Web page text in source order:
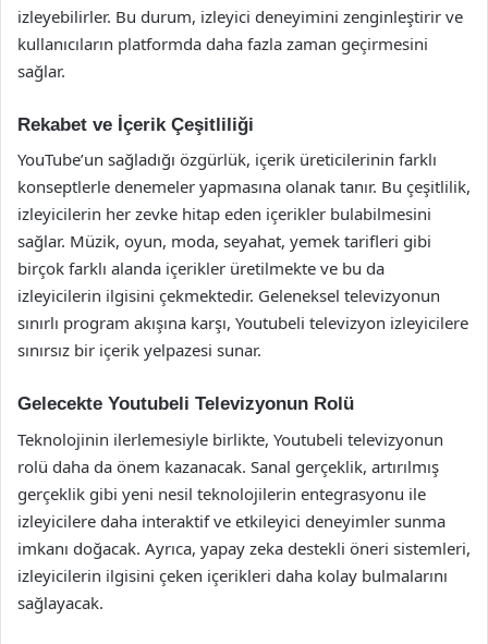
izleyebilirler. Bu durum, izleyici deneyimini zenginleştirir ve
kullanıcıların platformda daha fazla zaman geçirmesini
sağlar.
Rekabet ve İçerik Çeşitliliği
YouTube’un sağladığı özgürlük, içerik üreticilerinin farklı
konseptlerle denemeler yapmasına olanak tanır. Bu çeşitlilik,
izleyicilerin her zevke hitap eden içerikler bulabilmesini
sağlar. Müzik, oyun, moda, seyahat, yemek tarifleri gibi
birçok farklı alanda içerikler üretilmekte ve bu da
izleyicilerin ilgisini çekmektedir. Geleneksel televizyonun
sınırlı program akışına karşı, Youtubeli televizyon izleyicilere
sınırsız bir içerik yelpazesi sunar.
Gelecekte Youtubeli Televizyonun Rolü
Teknolojinin ilerlemesiyle birlikte, Youtubeli televizyonun
rolü daha da önem kazanacak. Sanal gerçeklik, artırılmış
gerçeklik gibi yeni nesil teknolojilerin entegrasyonu ile
izleyicilere daha interaktif ve etkileyici deneyimler sunma
imkanı doğacak. Ayrıca, yapay zeka destekli öneri sistemleri,
izleyicilerin ilgisini çeken içerikleri daha kolay bulmalarını
sağlayacak.